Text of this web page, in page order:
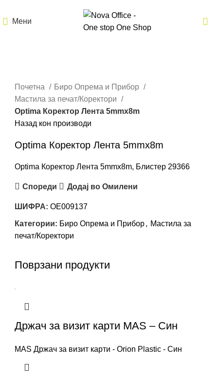
Мени
Почетна
Биро Опрема и Прибор
Мастила за печат/Коректори
Optima Коректор Лента 5mmx8m
Назад кон производи
Optima Коректор Лента 5mmx8m
Optima Коректор Лента 5mmx8m, Блистер 29366
Спореди Додај во Омилени
ШИФРА: OE009137
Категории: Биро Опрема и Прибор, Мастила за
печат/Коректори
Поврзани продукти
Држач за визит карти MAS – Син
MAS Држач за визит карти - Orion Plastic - Син